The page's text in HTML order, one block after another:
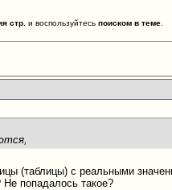
стр. и воспользуйтесьпоиском в теме
(таблицы) с реальными
попадалось такое?